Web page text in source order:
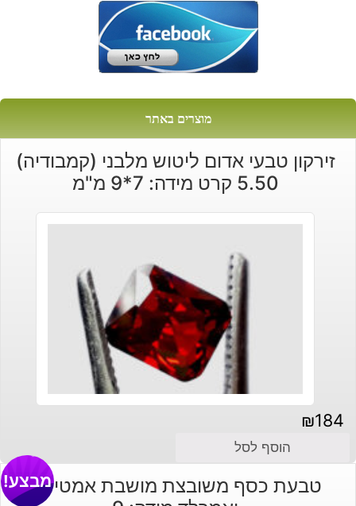
מוצרים באתר
זירקון טבעי אדום ליטוש מלבני (קמבודיה)
5.50 קרט מידה: 7*9 מ"מ
₪184
הוסף לסל
טבעת כסף משובצת מושבת אמטיסטמבצע!